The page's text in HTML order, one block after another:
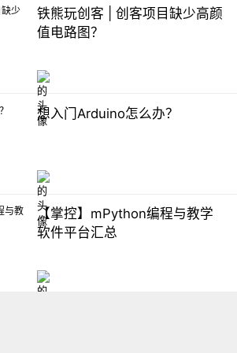
铁熊玩创客 | 创客项目缺少高颜
值电路图？
想入门Arduino怎么办？
【掌控】mPython编程与教学
软件平台汇总